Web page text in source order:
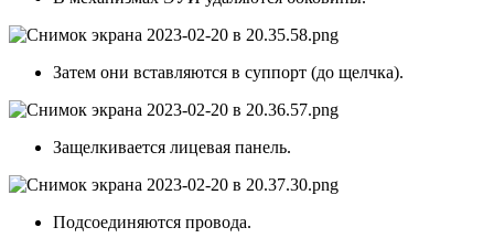
Затем они вставляются в суппорт (до щелчка).
Защелкивается лицевая панель.
Подсоединяются провода.